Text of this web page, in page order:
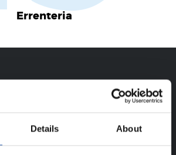
Details About
Errenteria